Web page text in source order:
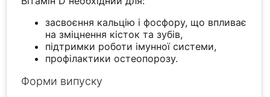
засвоєння кальцію і фосфору, що впливає
на зміцнення кісток та зубів,
підтримки роботи імунної системи,
профілактики остеопорозу.
Форми випуску